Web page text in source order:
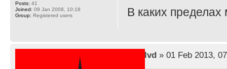
В каких
Posts: 41
Joined: 09 Jan 2008, 10:18
Group: Registered users
lvd» 01 Feb 2013,